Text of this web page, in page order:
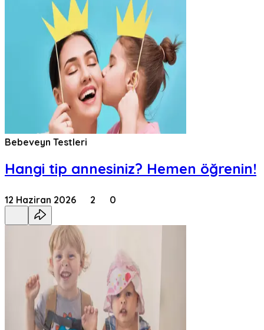
Bebeveyn Testleri
Hangi tip annesiniz? Hemen öğrenin!
12 Haziran 2026 2 0